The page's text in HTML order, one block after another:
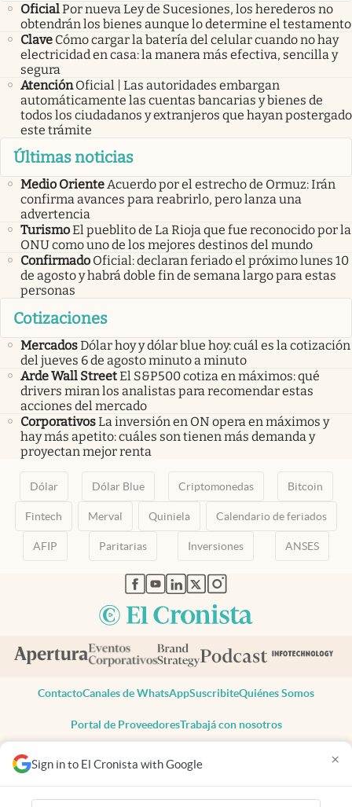
Sign in to El Cronista with Google ×
OficialPor nueva Ley de Sucesiones, los herederos no
obtendrán los bienes aunque lo determine el testamento
Clave Cómo cargar la batería del celular cuando no hay
electricidad en casa: la manera más efectiva, sencilla y
segura
Atención Oficial | Las autoridades embargan
automáticamente las cuentas bancarias y bienes de
todos los ciudadanos y extranjeros que hayan postergado
este trámite
Últimas noticias
Medio OrienteAcuerdo por el estrecho de Ormuz: Irán
confirma avances para reabrirlo, pero lanza una
advertencia
TurismoEl pueblito de La Rioja que fue reconocido por la
ONU como uno de los mejores destinos del mundo
Confirmado Oficial: declaran feriado el próximo lunes 10
de agosto y habrá doble fin de semana largo para estas
personas
Cotizaciones
MercadosDólar hoy y dólar blue hoy: cuál es la cotización
del jueves 6 de agosto minuto a minuto
Arde Wall StreetEl S&P500 cotiza en máximos: qué
drivers miran los analistas para recomendar estas
acciones del mercado
CorporativosLa inversión en ON opera en máximos y
hay más apetito: cuáles son tienen más demanda y
proyectan mejor renta
Dólar Dólar Blue Criptomonedas Bitcoin
Fintech Merval Quiniela Calendario de feriados
AFIP Paritarias Inversiones ANSES
abre en nueva pestaña
abre en nueva pestaña
abre en nueva pestaña
abre en nueva pestaña
abre en nueva pestaña
ContactoCanales de WhatsAppSuscribiteQuiénes Somos
Portal de ProveedoresTrabajá con nosotros
Todos los derechos reservados
Privacidad